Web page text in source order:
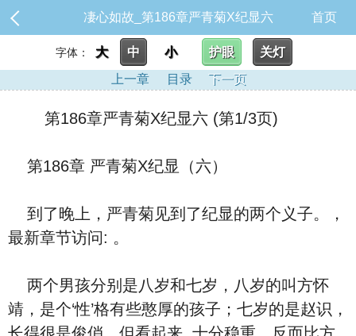
凄心如故_第186章严青菊X纪显六 首页
字体： 大 中 小 护眼
关灯
上一章
目录 下一页
第186章严青菊X纪显六 (第1/3页)
第186章 严青菊X纪显（六）
到了晚上，严青菊见到了纪显的两个义子。，
最新章节访问: 。
两个男孩分别是八岁和七岁，八岁的叫方怀
靖，是个‘性’格有些憨厚的孩子；七岁‮是的‬赵识，